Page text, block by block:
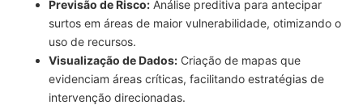
Previsão de Risco: Análise preditiva para antecipar
surtos em áreas de maior vulnerabilidade, otimizando o
uso de recursos.
Visualização de Dados: Criação de mapas que
evidenciam áreas críticas, facilitando estratégias de
intervenção direcionadas.